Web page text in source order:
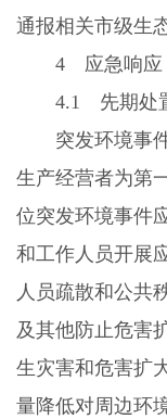
通报相关市级生
4 应急响应
4.1
先期处
突发环境事
生产经营者为第
位突发环境事件
和工作人员开展
人员疏散和公共
及其他防止危害
生灾害和危害扩
量降低对周边环